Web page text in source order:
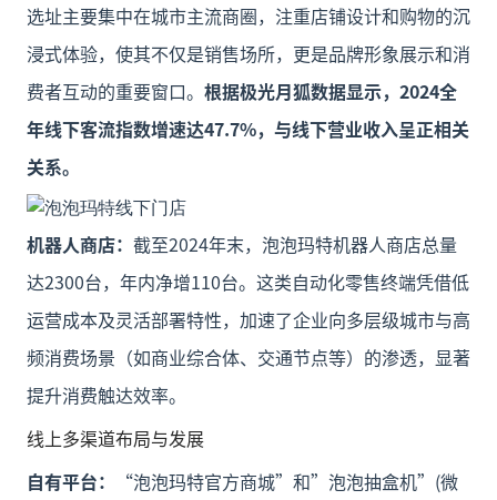
选址主要集中在城市主流商圈，注重店铺设计和购物的沉
浸式体验，使其不仅是销售场所，更是品牌形象展示和消
费者互动的重要窗口。 根据极光月狐数据显示，2024全
年线下客流指数增速达47.7%，与线下营业收入呈正相关
关系。
机器人商店： 截至2024年末，泡泡玛特机器人商店总量
达2300台，年内净增110台。这类自动化零售终端凭借低
运营成本及灵活部署特性，加速了企业向多层级城市与高
频消费场景（如商业综合体、交通节点等）的渗透，显著
提升消费触达效率。
线上多渠道布局与发展
自有平台：
“泡泡玛特官方商城”和”泡泡抽盒机”(微